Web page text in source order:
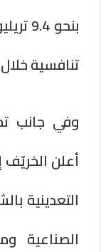
تنافسية خلال عامي
وفي جانب
أعلن الخريّف
التعدينية
الصناعية